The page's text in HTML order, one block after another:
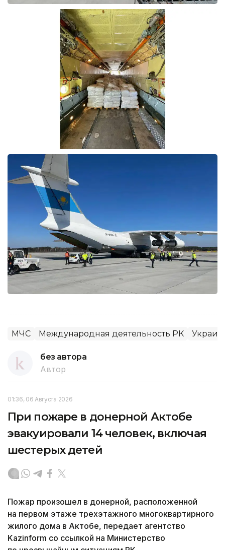
МЧС Международная деятельность РК
без автора
Автор
01:36, 06 Августа 2026
При пожаре в донерной Актобе
эвакуировали 14 человек, включая
шестерых детей
Пожар произошел в донерной, расположенной
на первом этаже трехэтажного многоквартирного
жилого дома в Актобе, передает агентство
Kazinform со ссылкой на Министерство